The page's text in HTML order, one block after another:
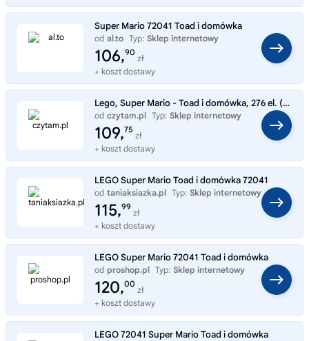
Super Mario 72041 Toad i domówka
od al.to Typ: Sklep internetowy
106,90
zł
+ koszt dostawy
Lego, Super Mario - Toad i domówka, 276 el. (72041)
od czytam.pl Typ: Sklep internetowy
109,75
zł
+ koszt dostawy
LEGO Super Mario Toad i domówka 72041
od taniaksiazka.pl Typ: Sklep internetowy
115,99
zł
+ koszt dostawy
LEGO Super Mario 72041 Toad i domówka
od proshop.pl Typ: Sklep internetowy
120,00
zł
+ koszt dostawy
LEGO 72041 Super Mario Toad i domówka